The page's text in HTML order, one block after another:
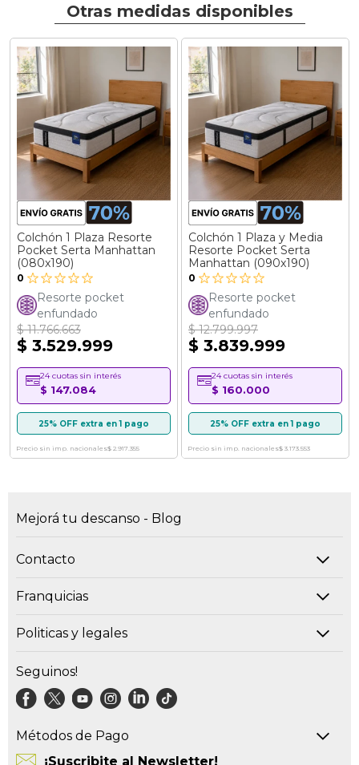
Otras medidas disponibles
Colchón 1 Plaza Resorte
Pocket Serta Manhattan
(080x190)
0
Resorte pocket
enfundado
$ 11.766.663
$ 3.529.999
24 cuotas sin interés
$ 147.084
25% OFF extra en 1 pago
Precio sin imp. nacionales$ 2.917.355
Colchón 1 Plaza y Media
Resorte Pocket Serta
Manhattan (090x190)
0
Resorte pocket
enfundado
$ 12.799.997
$ 3.839.999
24 cuotas sin interés
$ 160.000
25% OFF extra en 1 pago
Precio sin imp. nacionales$ 3.173.553
Mejorá tu descanso - Blog
Contacto
Franquicias
Politicas y legales
¡Suscribite al Newsletter!
Seguinos!
Métodos de Pago